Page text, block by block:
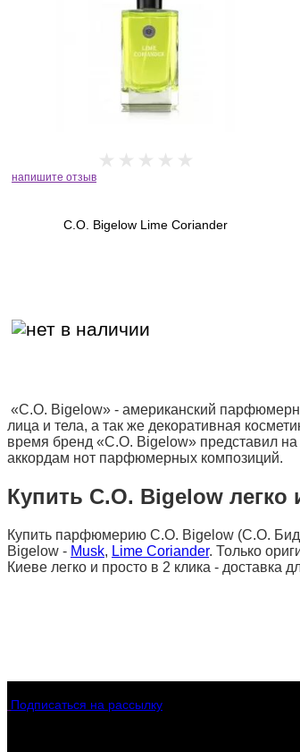
напишите отзыв
C.O. Bigelow Lime Coriander
«C.O. Bigelow» - американский
лица и тела, а так же декоративная
время бренд «C.O. Bigelow» представил
аккордам нот парфюмерных композиций.
Купить C.O. Bigelow легко
Купить парфюмерию C.O. Bigelow (С.О.
Bigelow - Musk, Lime Coriander. Только
Киеве легко и просто в 2 клика - доставка
Подписаться на рассылку